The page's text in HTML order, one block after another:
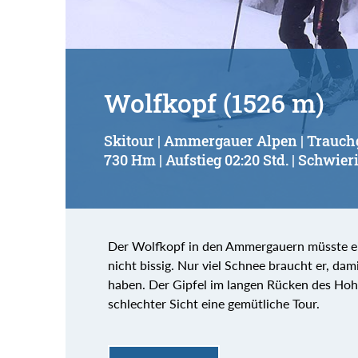
Wolfkopf (1526 m)
Skitour | Ammergauer Alpen |
730 Hm | Aufstieg 02:20 Std. |
Der Wolfkopf in den Ammergauern müsste
nicht bissig. Nur viel Schnee braucht er,
haben. Der Gipfel im langen Rücken des
schlechter Sicht eine gemütliche Tour.